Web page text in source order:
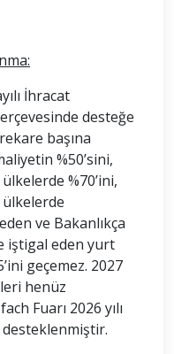
İhracat
desteğe
başına
%50’sini,
%70’ini,
ve Bakanlıkça
iştigal eden yurt
geçemez. 2027
henüz
Fuarı 2026 yılı
desteklenmiştir.